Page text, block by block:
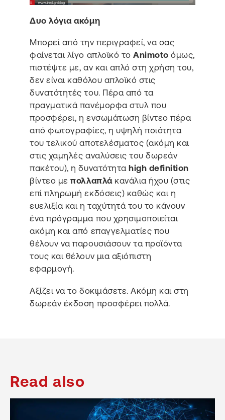
Δυο λόγια ακόμη
Μπορεί από την περιγραφεί, να σας
φαίνεται λίγο απλοϊκό τοAnimoto όμως,
πιστέψτε με, αν και απλό στη χρήση του,
δεν είναι καθόλου απλοϊκό στις
δυνατότητές του. Πέρα από τα
πραγματικά πανέμορφα στυλ που
προσφέρει, η ενσωμάτωση βίντεο πέρα
από φωτογραφίες, η υψηλή ποιότητα
του τελικού αποτελέσματος (ακόμη και
στις χαμηλές αναλύσεις του δωρεάν
πακέτου), η δυνατότηταhigh definition
βίντεο μεπολλαπλάκανάλια ήχου (στις
επί πληρωμή εκδόσεις) καθώς και η
ευελιξία και η ταχύτητά του το κάνουν
ένα πρόγραμμα που χρησιμοποιείται
ακόμη και από επαγγελματίες που
θέλουν να παρουσιάσουν τα προϊόντα
τους και θέλουν μια αξιόπιστη
εφαρμογή.
Αξίζει να το δοκιμάσετε. Ακόμη και στη
δωρεάν έκδοση προσφέρει πολλά.
Read also